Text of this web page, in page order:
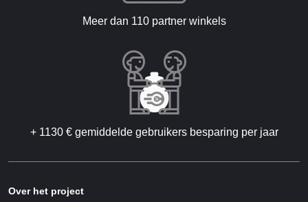
Meer dan 110 partner winkels
+ 1130 € gemiddelde gebruikers besparing per jaar
Over het project